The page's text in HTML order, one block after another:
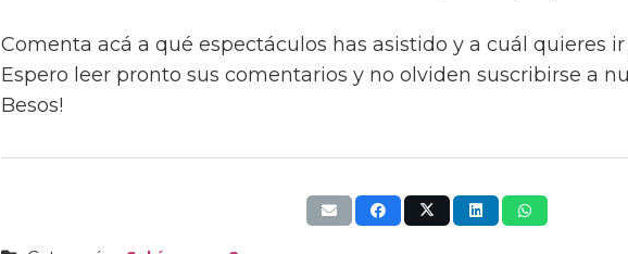
Comenta acá a qué espectáculos has asistido y a cuál quieres
Espero leer pronto sus comentarios y no olviden suscribirse a
Besos!